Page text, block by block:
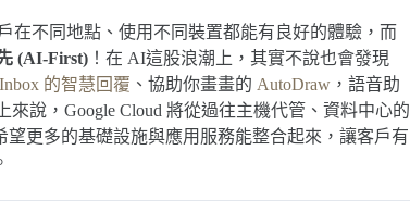
在不同地點、使用不同裝置都能有良好的體驗，而
(AI-First) ！在 AI這股浪潮上，其實不說也會發現
Inbox 的智慧回覆 、協助你畫畫的 AutoDraw ，語音助
說，Google Cloud 將從過往主機代管、資料中心的
更多的基礎設施與應用服務能整合起來，讓客戶有